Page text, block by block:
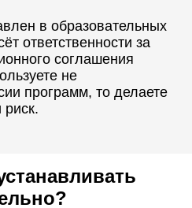
в образовательных
ответственности за
соглашения
не
программ, то делаете
риск.